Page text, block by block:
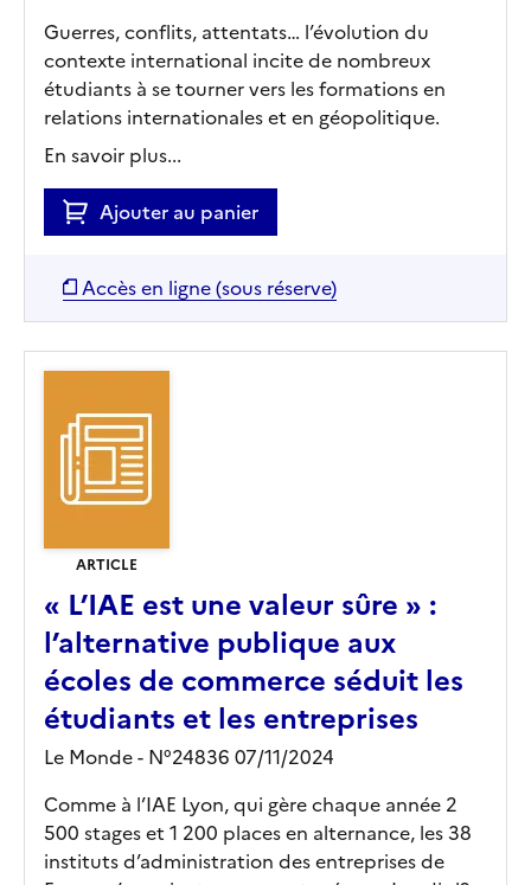
Guerres, conflits, attentats… l’évolution du
contexte international incite de nombreux
étudiants à se tourner vers les formations en
relations internationales et en géopolitique.
En savoir plus...
Ajouter au panier
Accès en ligne (sous réserve)
ARTICLE
« L’IAE est une valeur sûre » :
l’alternative publique aux
écoles de commerce séduit les
étudiants et les entreprises
Le Monde - N°24836 07/11/2024
Comme à l’IAE Lyon, qui gère chaque année 2
500 stages et 1 200 places en alternance, les 38
instituts d’administration des entreprises de